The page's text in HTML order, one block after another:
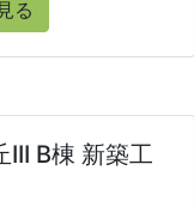
る
III B棟 新築工